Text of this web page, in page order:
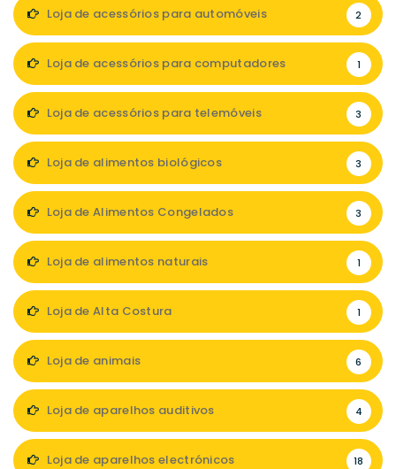
Loja de acessórios para automóveis 2
Loja de acessórios para computadores 1
Loja de acessórios para telemóveis 3
Loja de alimentos biológicos 3
Loja de Alimentos Congelados 3
Loja de alimentos naturais 1
Loja de Alta Costura 1
Loja de animais 6
Loja de aparelhos auditivos 4
Loja de aparelhos electrónicos 18